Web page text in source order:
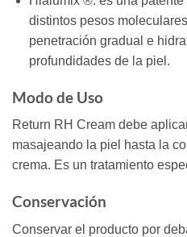
distintos pesos
penetración gradual e
profundidades de la piel.
Modo de Uso
Return RH Cream debe
masajeando la piel hasta la
crema. Es un tratamiento
Conservación
Conservar el producto por